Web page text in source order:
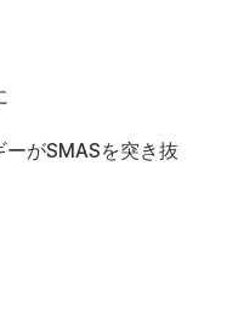
がSMASを突き抜